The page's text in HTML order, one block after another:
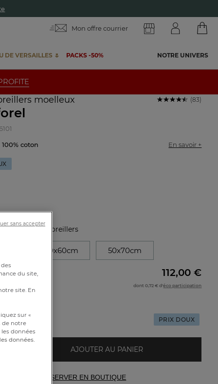
Mon offre courrier
DE VERSAILLES 🌷 PACKS -50% NOTRE UNIVERS
moelleux (83)
100% coton En savoir +
: Pack 2 oreillers
60x60cm 50x70cm
112,00 €
dont 0,72 € d'éco participation
PRIX DOUX
AJOUTER AU PANIER
RÉSERVER EN BOUTIQUE
du site,
site. En
sur «
de notre
les données
données.
sans accepter